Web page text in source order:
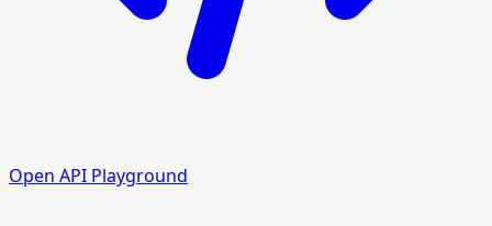
Open API Playground